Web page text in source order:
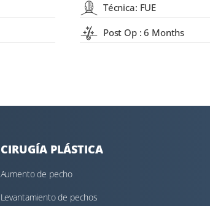
Técnica: FUE
Post Op : 6 Months
CIRUGÍA PLÁSTICA
Aumento de pecho
Levantamiento de pechos